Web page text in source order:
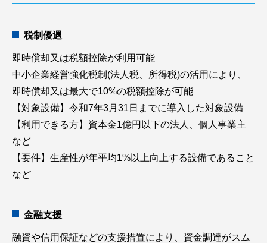
税制優遇
即時償却又は税額控除が利用可能
中小企業経営強化税制(法人税、所得税)の活用により、
即時償却又は最大で10%の税額控除が可能
【対象設備】令和7年3月31日までに導入した対象設備
【利用できる方】資本金1億円以下の法人、個人事業主
など
【要件】生産性が年平均1%以上向上する設備であること
など
金融支援
融資や信用保証などの支援措置により、資金調達がスム